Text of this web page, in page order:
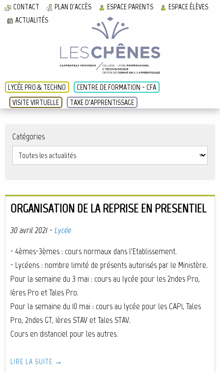
LYCÉE PRO & TECHNO
CENTRE DE FORMATION - CFA
VISITE VIRTUELLE
TAXE D'APPRENTISSAGE
CONTACT PLAN D'ACCÈS ESPACE PARENTS
ESPACE ÉLÈVES
ACTUALITÉS
Catégories
ORGANISATION DE LA REPRISE EN PRESENTIEL
30 avril 2021 · Lycée
- 4èmes-3èmes : cours normaux dans l'Etablissement.
- Lycéens : nombre limité de présents autorisés par le Ministère.
Pour la semaine du 3 mai : cours au lycée pour les 2ndes Pro,
1ères Pro et Tales Pro.
Pour la semaine du 10 mai : cours au lycée pour les CAP1, Tales
Pro, 2ndes GT, 1ères STAV et Tales STAV.
Cours en distanciel pour les autres.
LIRE LA SUITE →